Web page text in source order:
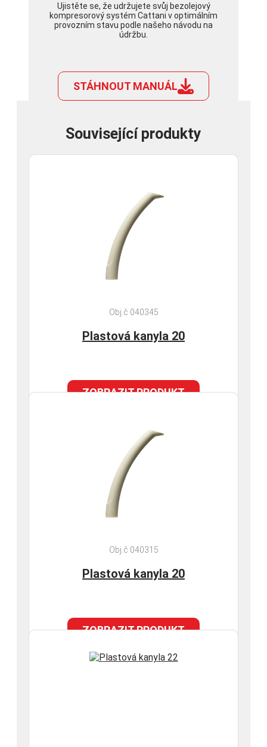
Ujistěte se, že udržujete svůj bezolejový
kompresorový systém Cattani v optimálním
provozním stavu podle našeho návodu na
údržbu.
STÁHNOUT MANUÁL
Související produkty
Obj.č 040345
Plastová kanyla 20
ZOBRAZIT PRODUKT
Obj.č 040315
Plastová kanyla 20
ZOBRAZIT PRODUKT